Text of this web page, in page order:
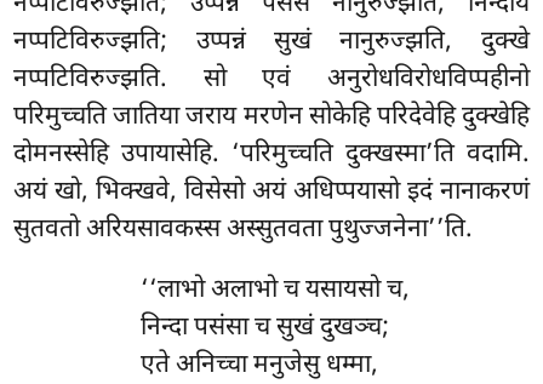
नप्पटिविरुज्झति; उप्पन्नं सुखं नानुरुज्झति, दुक्खे
नप्पटिविरुज्झति. सो एवं अनुरोधविरोधविप्पहीनो
परिमुच्चति जातिया जराय मरणेन सोकेहि परिदेवेहि दुक्खेहि
दोमनस्सेहि उपायासेहि. ‘परिमुच्चति दुक्खस्मा’ति वदामि.
अयं खो, भिक्खवे, विसेसो अयं अधिप्पयासो इदं नानाकरणं
सुतवतो अरियसावकस्स अस्सुतवता पुथुज्जनेना’’ति.
‘‘लाभो अलाभो च यसायसो च,
निन्दा पसंसा च सुखं दुखञ्च;
एते अनिच्चा मनुजेसु धम्मा,